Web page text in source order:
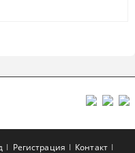
Регистрация Контакт